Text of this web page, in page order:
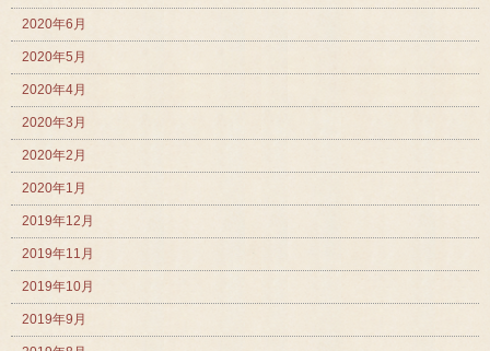
2020年6月
2020年5月
2020年4月
2020年3月
2020年2月
2020年1月
2019年12月
2019年11月
2019年10月
2019年9月